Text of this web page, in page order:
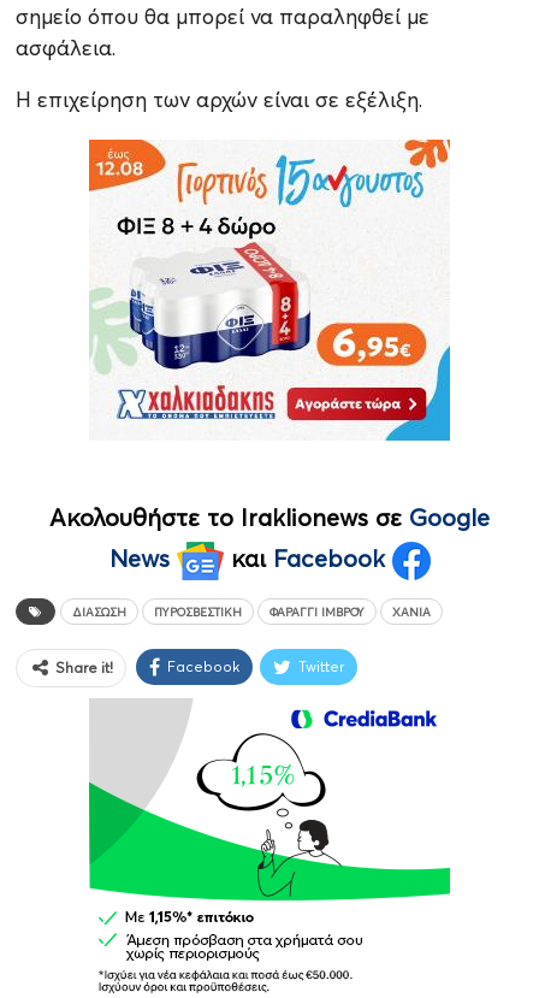
σημείο όπου θα μπορεί να παραληφθεί με
ασφάλεια.
Η επιχείρηση των αρχών είναι σε εξέλιξη.
Ακολουθήστε το Iraklionews σε Google
News
και Facebook
ΔΙΆΣΩΣΗ ΠΥΡΟΣΒΕΣΤΙΚΉ ΦΑΡΆΓΓΙ ΊΜΒΡΟΥ ΧΑΝΙΆ
Share it! Facebook Twitter